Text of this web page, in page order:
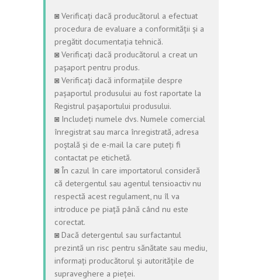
◙ Verificați dacă producătorul a efectuat
procedura de evaluare a conformității și a
pregătit documentația tehnică.
◙ Verificați dacă producătorul a creat un
pașaport pentru produs.
◙ Verificați dacă informațiile despre
pașaportul produsului au fost raportate la
Registrul pașaportului produsului.
◙ Includeți numele dvs. Numele comercial
înregistrat sau marca înregistrată, adresa
poștală și de e-mail la care puteți fi
contactat pe etichetă.
◙ În cazul în care importatorul consideră
că detergentul sau agentul tensioactiv nu
respectă acest regulament, nu îl va
introduce pe piață până când nu este
corectat.
◙ Dacă detergentul sau surfactantul
prezintă un risc pentru sănătate sau mediu,
informați producătorul și autoritățile de
supraveghere a pieței.